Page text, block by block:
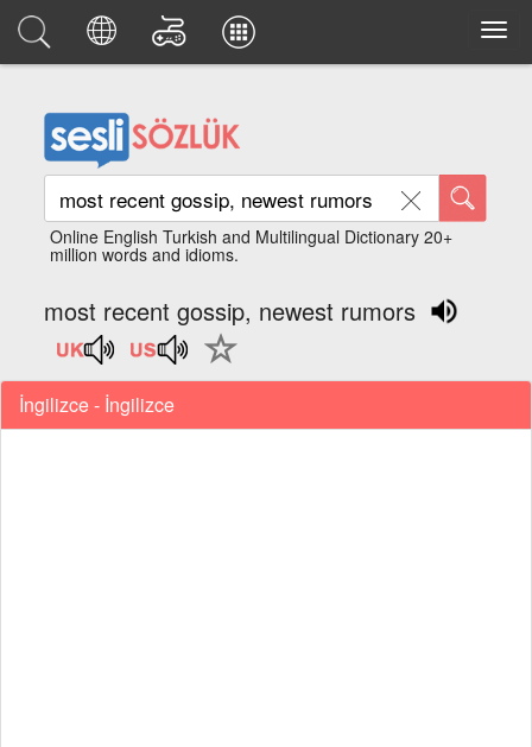
Online English Turkish and Multilingual Dictionary 20+
million words and idioms.
most recent gossip, newest rumors
İngilizce - İngilizce